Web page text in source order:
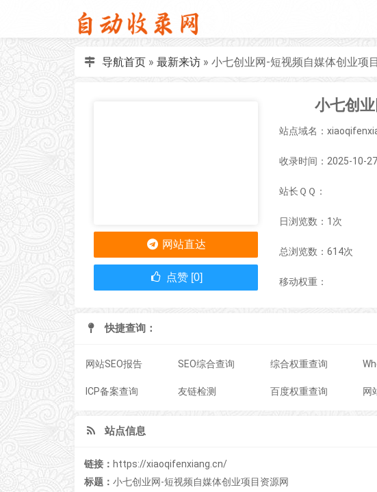
导航首页 »最新来访 »小七创业网-短视频自媒体创业项
小七创
站点域名：
收录时间：2025-10-
站长ＱＱ：
日浏览数：1次
总浏览数：614次
移动权重：
网站直达
点赞 [0]
快捷查询：
网站SEO报告 SEO综合查询 综合权重查询
ICP备案查询 友链检测 百度权重查询 网
站点信息
链接： https://xiaoqifenxiang.cn/
标题： 小七创业网-短视频自媒体创业项目资源网